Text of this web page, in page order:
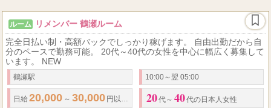
ルーム
リメンバー 鶴瀬ルーム
完全日払い制・高額バックでしっかり稼げます。 自由出勤だから自
分のペースで勤務可能。 20代～40代の女性を中心に幅広く募集して
います。 NEW
鶴瀬駅 10:00～翌 05:00
日給 20,000 ～ 30,000 円以上可能 ◆完全日払い制◆完全歩合制
20代～ 40代の日本人女性